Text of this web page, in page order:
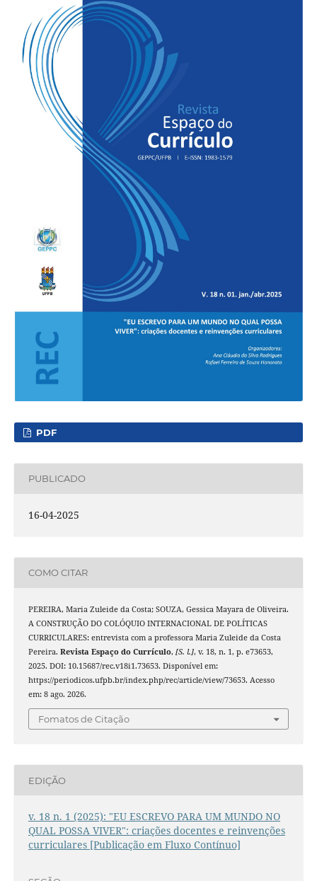
PDF
PUBLICADO
16-04-2025
COMO CITAR
PEREIRA, Maria Zuleide da Costa; SOUZA, Gessica Mayara de Oliveira.
A CONSTRUÇÃO DO COLÓQUIO INTERNACIONAL DE POLÍTICAS
CURRICULARES: entrevista com a professora Maria Zuleide da Costa
Pereira. Revista Espaço do Currículo, [S. l.], v. 18, n. 1, p. e73653,
2025. DOI: 10.15687/rec.v18i1.73653. Disponível em:
https://periodicos.ufpb.br/index.php/rec/article/view/73653. Acesso
em: 8 ago. 2026.
Fomatos de Citação
EDIÇÃO
v. 18 n. 1 (2025): "EU ESCREVO PARA UM MUNDO NO
QUAL POSSA VIVER": criações docentes e reinvenções
curriculares [Publicação em Fluxo Contínuo]